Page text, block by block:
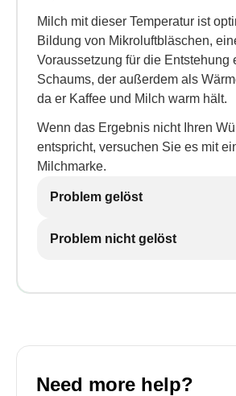
Milch mit dieser Temperatur ist
Bildung von Mikroluftbläschen,
Voraussetzung für die Entstehung
Schaums, der außerdem als
da er Kaffee und Milch warm hält.
Wenn das Ergebnis nicht Ihren
entspricht, versuchen Sie es mit
Milchmarke.
Problem gelöst
Problem nicht gelöst
Need more help?